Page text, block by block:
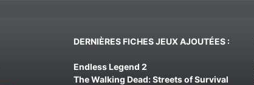
DERNIÈRES FICHES JEUX AJOUTÉES :
Endless Legend 2
The Walking Dead: Streets of Survival